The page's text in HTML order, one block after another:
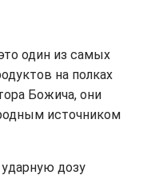
один из самых
на полках
Божича, они
источником
дозу